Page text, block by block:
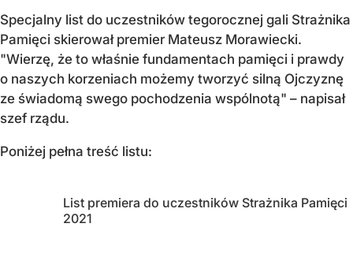
Specjalny list do uczestników tegorocznej gali Strażnika
Pamięci skierował premier Mateusz Morawiecki.
"Wierzę, że to właśnie fundamentach pamięci i prawdy
o naszych korzeniach możemy tworzyć silną Ojczyznę
ze świadomą swego pochodzenia wspólnotą" – napisał
szef rządu.
Poniżej pełna treść listu:
List premiera do uczestników Strażnika Pamięci
2021